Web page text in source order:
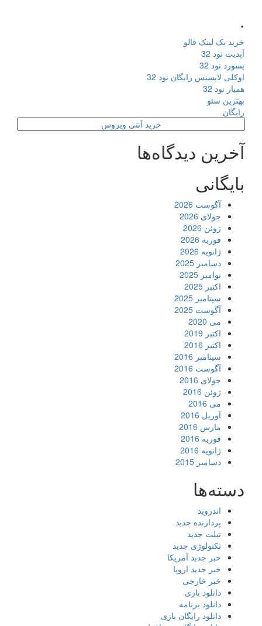
.
خرید بک لینک فالو
آپدیت نود 32
پسورد نود 32
اوکلی لایسنس رایگان نود 32
همیار نود 32
بهترین سئو
رایگان
خرید آنتی ویروس
آخرین دیدگاه‌ها
بایگانی
آگوست 2026
جولای 2026
ژوئن 2026
فوریه 2026
ژانویه 2026
دسامبر 2025
نوامبر 2025
اکتبر 2025
سپتامبر 2025
آگوست 2025
می 2020
اکتبر 2019
اکتبر 2016
سپتامبر 2016
آگوست 2016
جولای 2016
ژوئن 2016
می 2016
آوریل 2016
مارس 2016
فوریه 2016
ژانویه 2016
دسامبر 2015
دسته‌ها
اندروید
پردازنده جدید
تبلت جدید
تکنولوژی جدید
خبر جدید آمریکا
خبر جدید اروپا
خبر خارجی
دانلود بازی
دانلود برنامه
دانلود رایگان بازی